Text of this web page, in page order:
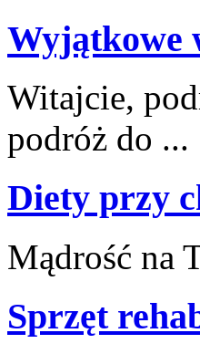
Wyjątkowe
Witajcie,
podróż do ...
Diety przy
Mądrość na
Sprzęt